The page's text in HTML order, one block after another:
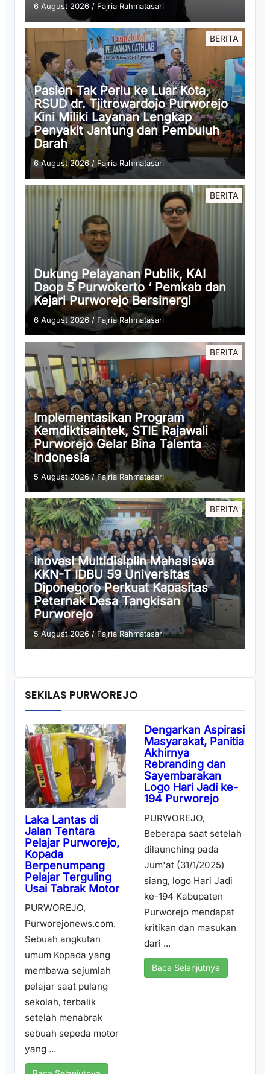
6 August 2026 / Fajria Rahmatasari
BERITA
Pasien Tak Perlu ke Luar Kota,
RSUD dr. Tjitrowardojo Purworejo
Kini Miliki Layanan Lengkap
Penyakit Jantung dan Pembuluh
Darah
6 August 2026 /Fajria Rahmatasari
BERITA
Dukung Pelayanan Publik, KAI
Daop 5 Purwokerto ‘ Pemkab dan
Kejari Purworejo Bersinergi
6 August 2026 / Fajria Rahmatasari
BERITA
Implementasikan Program
Kemdiktisaintek, STIE Rajawali
Purworejo Gelar Bina Talenta
Indonesia
5 August 2026/Fajria Rahmatasari
BERITA
Inovasi Multidisiplin Mahasiswa
KKN-T IDBU 59 Universitas
Diponegoro Perkuat Kapasitas
Peternak Desa Tangkisan
Purworejo
5 August 2026 /Fajria Rahmatasari
SEKILAS PURWOREJO
Laka Lantas di
Jalan Tentara
Pelajar Purworejo,
Kopada
Berpenumpang
Pelajar Terguling
Usai Tabrak Motor
PURWOREJO,
Purworejonews.com.
Sebuah angkutan
umum Kopada yang
membawa sejumlah
pelajar saat pulang
sekolah, terbalik
setelah menabrak
sebuah sepeda motor
yang ...
Dengarkan Aspirasi
Masyarakat, Panitia
Akhirnya
Rebranding dan
Sayembarakan
Logo Hari Jadi ke-
194 Purworejo
PURWOREJO,
Beberapa saat setelah
dilaunching pada
Jum'at (31/1/2025)
siang, logo Hari Jadi
ke-194 Kabupaten
Purworejo mendapat
kritikan dan masukan
dari ...
Baca Selanjutnya